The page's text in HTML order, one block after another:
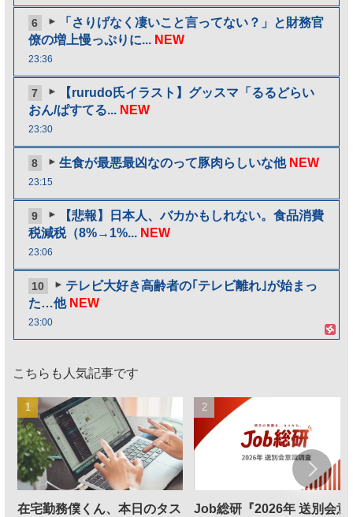
6
「さりげなく凄いこと言ってない？」と財務官
僚の増上慢っぷりに... NEW
23:36
7
【rurudo氏イラスト】グッスマ「るるどらい
おん/ぱすてる... NEW
23:30
8 生食が最悪最凶なのって豚肉らしいな他 NEW
23:15
9
【悲報】日本人、バカかもしれない。食品消費
税減税（8%→1%... NEW
23:06
10
テレビ大好き高齢者の｢テレビ離れ｣が始まっ
た…他 NEW
23:00
こちらも人気記事です
在宅勤務僕くん、本日のタス
Job総研『2026年 送別会意